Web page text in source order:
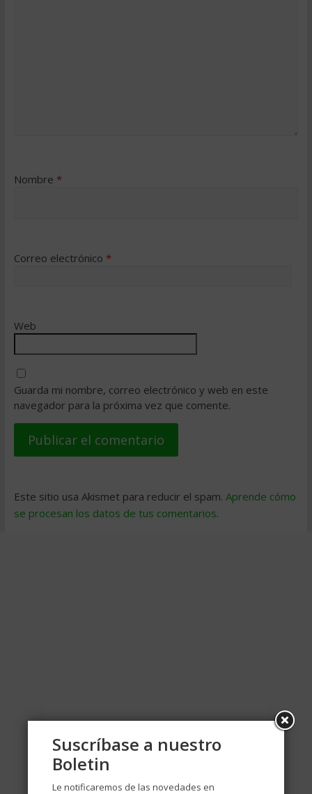
Nombre *
Correo electrónico *
Web
Guarda mi nombre, correo electrónico y web en este
navegador para la próxima vez que comente.
Este sitio usa Akismet para reducir el spam. Aprende cómo
se procesan los datos de tus comentarios.
Suscríbase a nuestro
Boletin
Le notificaremos de las novedades en